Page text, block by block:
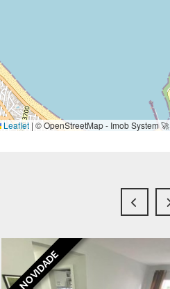
Leaflet | © OpenStreetMap - Imob System 🚀
NOVIDADE